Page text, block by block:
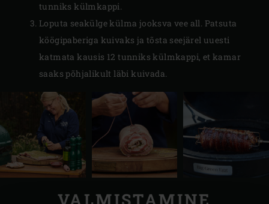
tunniks külmkappi.
Loputa seakülge külma jooksva vee all. Patsuta
köögipaberiga kuivaks ja tõsta seejärel uuesti
katmata kausis 12 tunniks külmkappi, et kamar
saaks põhjalikult läbi kuivada.
VALMISTAMINE